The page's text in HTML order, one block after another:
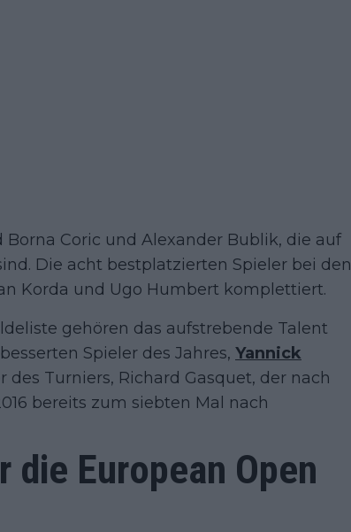
Coric und Alexander Bublik, die auf
Die acht bestplatzierten Spieler bei den
Korda und Ugo Humbert komplettiert.
gehören das aufstrebende Talent
Spieler des Jahres, Yannick
des Turniers, Richard Gasquet, der nach
bereits zum siebten Mal nach
European Open